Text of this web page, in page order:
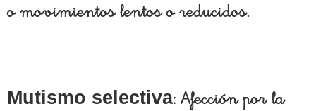
o movimientos lentos o reducidos.
Mutismo selectiva: Afección por la